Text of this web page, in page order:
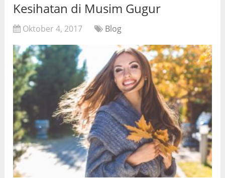
Kesihatan di Musim Gugur
Oktober 4, 2017 Blog